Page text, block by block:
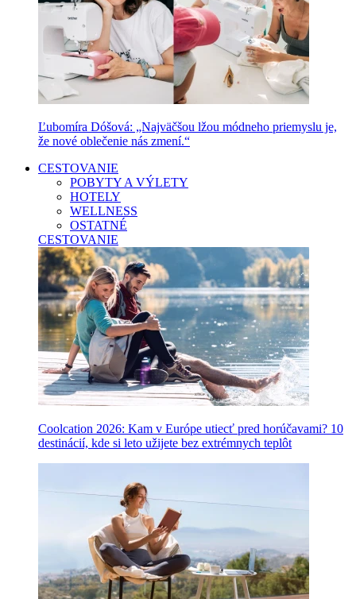
Ľubomíra Dóšová: „Najväčšou lžou módneho priemyslu je,
že nové oblečenie nás zmení.“
CESTOVANIE
POBYTY A VÝLETY
HOTELY
WELLNESS
OSTATNÉ
CESTOVANIE
Coolcation 2026: Kam v Európe utiecť pred horúčavami? 10
destinácií, kde si leto užijete bez extrémnych teplôt